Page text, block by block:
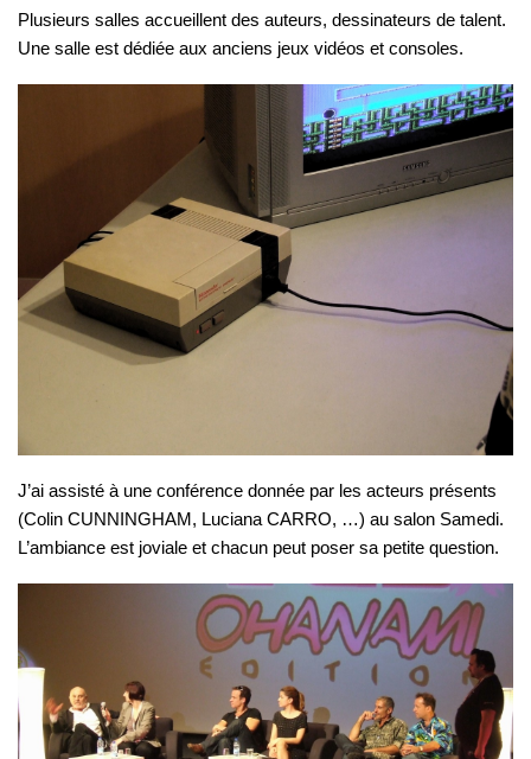
Plusieurs salles accueillent des auteurs, dessinateurs de talent.
Une salle est dédiée aux anciens jeux vidéos et consoles.
J’ai assisté à une conférence donnée par les acteurs présents
(Colin CUNNINGHAM, Luciana CARRO, …) au salon Samedi.
L’ambiance est joviale et chacun peut poser sa petite question.